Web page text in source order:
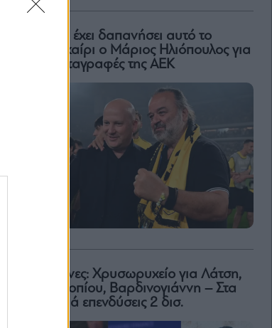
Πόσα έχει δαπανήσει αυτό το
καλοκαίρι ο Μάριος Ηλιόπουλος για
τις μεταγραφές της ΑΕΚ
Μαρίνες: Χρυσωρυχείο για Λάτση,
Προκοπίου, Βαρδινογιάννη – Στα
σκαριά επενδύσεις 2 δισ.